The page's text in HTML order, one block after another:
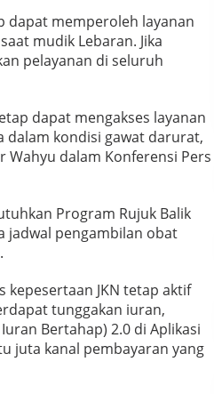
dapat memperoleh layanan
mudik Lebaran. Jika
pelayanan di seluruh
dapat mengakses layanan
dalam kondisi gawat darurat,
Wahyu dalam Konferensi Pers
Program Rujuk Balik
jadwal pengambilan obat
kepesertaan JKN tetap aktif
tunggakan iuran,
Bertahap) 2.0 di Aplikasi
juta kanal pembayaran yang